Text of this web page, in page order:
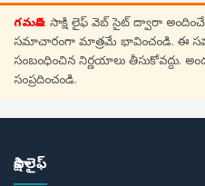
గమనిక: సాక్షి లైఫ్ వెబ్ సైట్ ద్వారా అందించే
సమాచారంగా మాత్రమే భావించండి. ఈ
సంబంధించిన నిర్ణయాలు తీసుకోవద్దు.
సంప్రదించండి.
సాక్షి లైఫ్